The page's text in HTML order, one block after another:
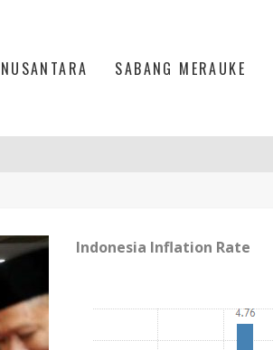
SABANG MERAUKE
Indonesia Inflation Rate